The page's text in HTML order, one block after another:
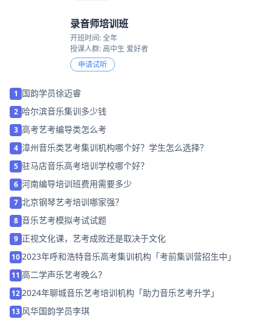
录音师培训班
开班时间: 全年
授课人群: 高中生 爱好者
申请试听
1 国韵学员徐迈睿
2 哈尔滨音乐集训多少钱
3 高考艺考编导类怎么考
4 漳州音乐类艺考集训机构哪个好？学生怎么选择？
5 驻马店音乐高考培训学校哪个好？
6 河南编导培训班费用需要多少
7 北京钢琴艺考培训哪家强？
8 音乐艺考模拟考试试题
9 正视文化课，艺考成败还是取决于文化
10 2023年呼和浩特音乐高考集训机构「考前集训营招生中」
11 高二学声乐艺考晚么？
12 2024年聊城音乐艺考培训机构「助力音乐艺考升学」
13 风华国韵学员李琪